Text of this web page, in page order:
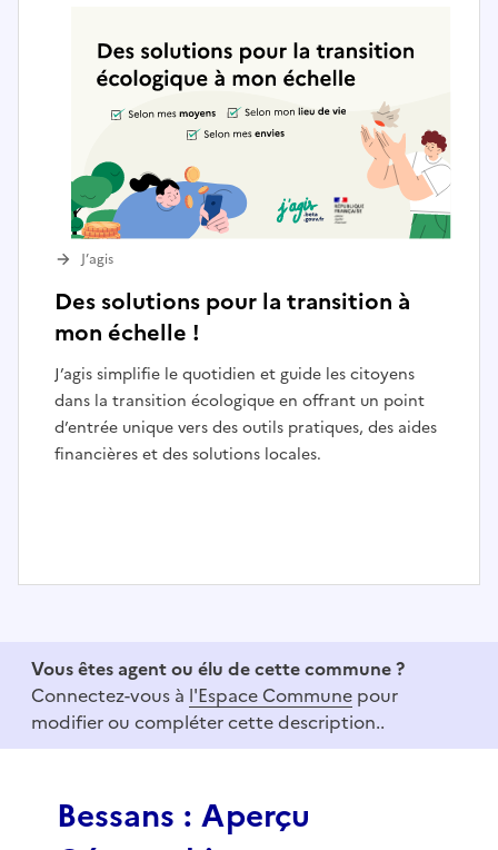
Des solutions pour la transition à
mon échelle !
J’agis simplifie le quotidien et guide les citoyens
dans la transition écologique en offrant un point
d’entrée unique vers des outils pratiques, des aides
financières et des solutions locales.
J’agis
f
Vous êtes agent ou élu de cette commune ?
Connectez-vous à l'Espace Commune pour
modifier ou compléter cette description..
Bessans : Aperçu